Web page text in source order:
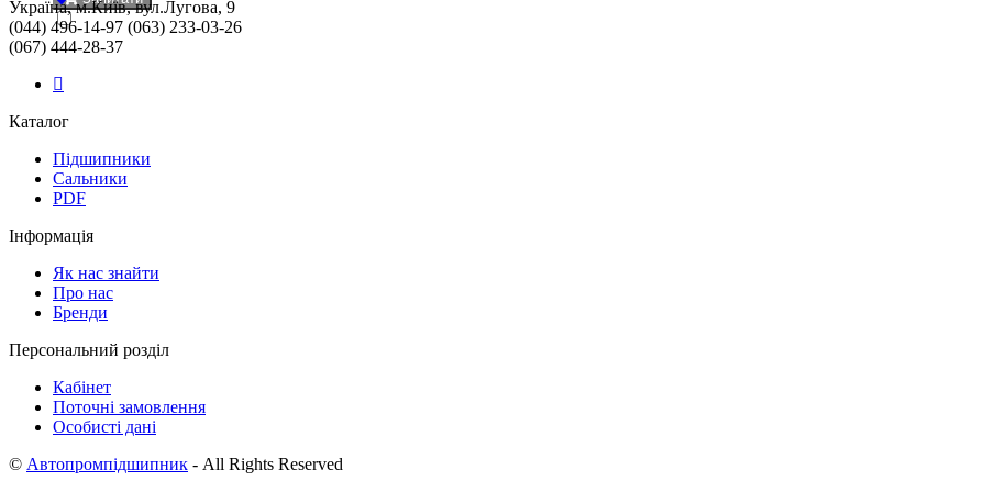
Україна, м.Київ, вул.Лугова, 9
(044) 496-14-97 (063) 233-03-26
(067) 444-28-37
Каталог
Підшипники
Сальники
PDF
Інформація
Як нас знайти
Про нас
Бренди
Персональний розділ
Кабінет
Поточні замовлення
Особисті дані
© Автопромпідшипник - All Rights Reserved